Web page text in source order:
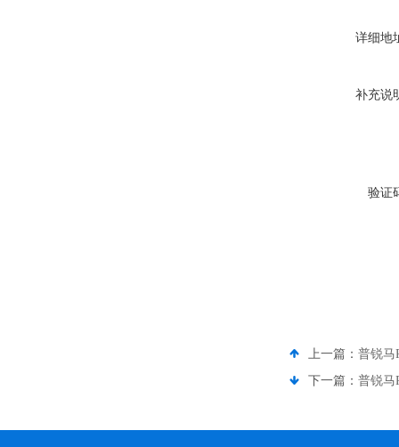
详细地
补充说
验证
上一篇： 普锐马
下一篇： 普锐马